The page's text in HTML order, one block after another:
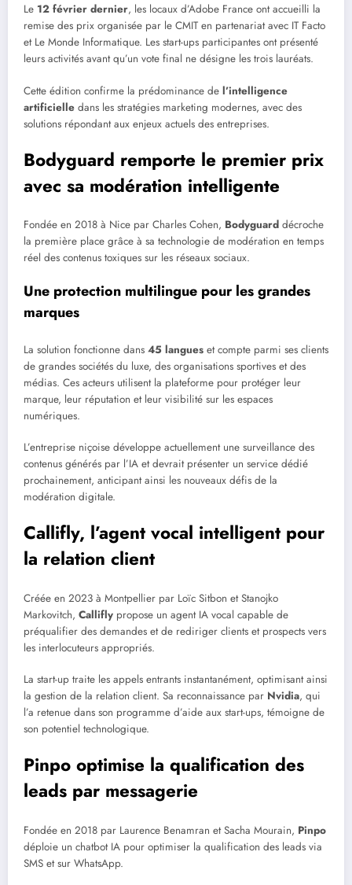
Le 12 février dernier, les locaux d’Adobe France ont accueilli la
remise des prix organisée par le CMIT en partenariat avec IT Facto
et Le Monde Informatique. Les start-ups participantes ont présenté
leurs activités avant qu’un vote final ne désigne les trois lauréats.
Cette édition confirme la prédominance de l’intelligence
artificielle dans les stratégies marketing modernes, avec des
solutions répondant aux enjeux actuels des entreprises.
Bodyguard remporte le premier prix
avec sa modération intelligente
Fondée en 2018 à Nice par Charles Cohen, Bodyguard décroche
la première place grâce à sa technologie de modération en temps
réel des contenus toxiques sur les réseaux sociaux.
Une protection multilingue pour les grandes
marques
La solution fonctionne dans 45 langues et compte parmi ses clients
de grandes sociétés du luxe, des organisations sportives et des
médias. Ces acteurs utilisent la plateforme pour protéger leur
marque, leur réputation et leur visibilité sur les espaces
numériques.
L’entreprise niçoise développe actuellement une surveillance des
contenus générés par l’IA et devrait présenter un service dédié
prochainement, anticipant ainsi les nouveaux défis de la
modération digitale.
Callifly, l’agent vocal intelligent pour
la relation client
Créée en 2023 à Montpellier par Loïc Sitbon et Stanojko
Markovitch, Callifly propose un agent IA vocal capable de
préqualifier des demandes et de rediriger clients et prospects vers
les interlocuteurs appropriés.
La start-up traite les appels entrants instantanément, optimisant ainsi
la gestion de la relation client. Sa reconnaissance par Nvidia, qui
l’a retenue dans son programme d’aide aux start-ups, témoigne de
son potentiel technologique.
Pinpo optimise la qualification des
leads par messagerie
Fondée en 2018 par Laurence Benamran et Sacha Mourain, Pinpo
déploie un chatbot IA pour optimiser la qualification des leads via
SMS et sur WhatsApp.